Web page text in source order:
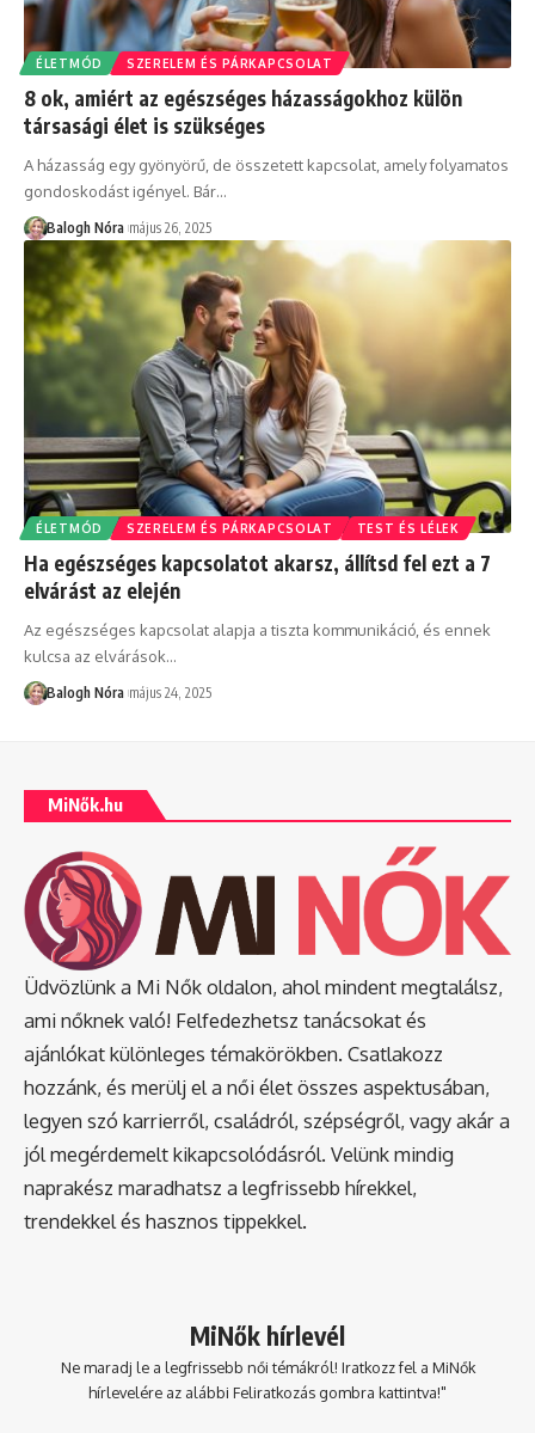
ÉLETMÓD SZERELEM ÉS PÁRKAPCSOLAT
8 ok, amiért az egészséges házasságokhoz külön
társasági élet is szükséges
A házasság egy gyönyörű, de összetett kapcsolat, amely folyamatos
gondoskodást igényel. Bár…
Balogh Nóra május 26, 2025
ÉLETMÓD SZERELEM ÉS PÁRKAPCSOLAT TEST ÉS LÉLEK
Ha egészséges kapcsolatot akarsz, állítsd fel ezt a 7
elvárást az elején
Az egészséges kapcsolat alapja a tiszta kommunikáció, és ennek
kulcsa az elvárások…
Balogh Nóra május 24, 2025
MiNők.hu
Üdvözlünk a Mi Nők oldalon, ahol mindent megtalálsz,
ami nőknek való! Felfedezhetsz tanácsokat és
ajánlókat különleges témakörökben. Csatlakozz
hozzánk, és merülj el a női élet összes aspektusában,
legyen szó karrierről, családról, szépségről, vagy akár a
jól megérdemelt kikapcsolódásról. Velünk mindig
naprakész maradhatsz a legfrissebb hírekkel,
trendekkel és hasznos tippekkel.
MiNők hírlevél
Ne maradj le a legfrissebb női témákról! Iratkozz fel a MiNők
hírlevelére az alábbi Feliratkozás gombra kattintva!"